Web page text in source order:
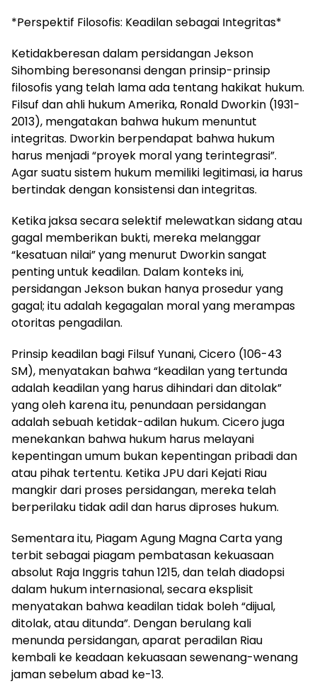
*Perspektif Filosofis: Keadilan sebagai Integritas*
Ketidakberesan dalam persidangan Jekson
Sihombing beresonansi dengan prinsip-prinsip
filosofis yang telah lama ada tentang hakikat hukum.
Filsuf dan ahli hukum Amerika, Ronald Dworkin (1931-
2013), mengatakan bahwa hukum menuntut
integritas. Dworkin berpendapat bahwa hukum
harus menjadi “proyek moral yang terintegrasi”.
Agar suatu sistem hukum memiliki legitimasi, ia harus
bertindak dengan konsistensi dan integritas.
Ketika jaksa secara selektif melewatkan sidang atau
gagal memberikan bukti, mereka melanggar
“kesatuan nilai” yang menurut Dworkin sangat
penting untuk keadilan. Dalam konteks ini,
persidangan Jekson bukan hanya prosedur yang
gagal; itu adalah kegagalan moral yang merampas
otoritas pengadilan.
Prinsip keadilan bagi Filsuf Yunani, Cicero (106-43
SM), menyatakan bahwa “keadilan yang tertunda
adalah keadilan yang harus dihindari dan ditolak”
yang oleh karena itu, penundaan persidangan
adalah sebuah ketidak-adilan hukum. Cicero juga
menekankan bahwa hukum harus melayani
kepentingan umum bukan kepentingan pribadi dan
atau pihak tertentu. Ketika JPU dari Kejati Riau
mangkir dari proses persidangan, mereka telah
berperilaku tidak adil dan harus diproses hukum.
Sementara itu, Piagam Agung Magna Carta yang
terbit sebagai piagam pembatasan kekuasaan
absolut Raja Inggris tahun 1215, dan telah diadopsi
dalam hukum internasional, secara eksplisit
menyatakan bahwa keadilan tidak boleh “dijual,
ditolak, atau ditunda”. Dengan berulang kali
menunda persidangan, aparat peradilan Riau
kembali ke keadaan kekuasaan sewenang-wenang
jaman sebelum abad ke-13.